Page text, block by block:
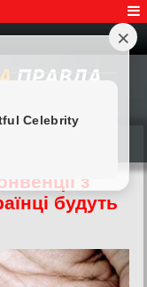
з
будуть